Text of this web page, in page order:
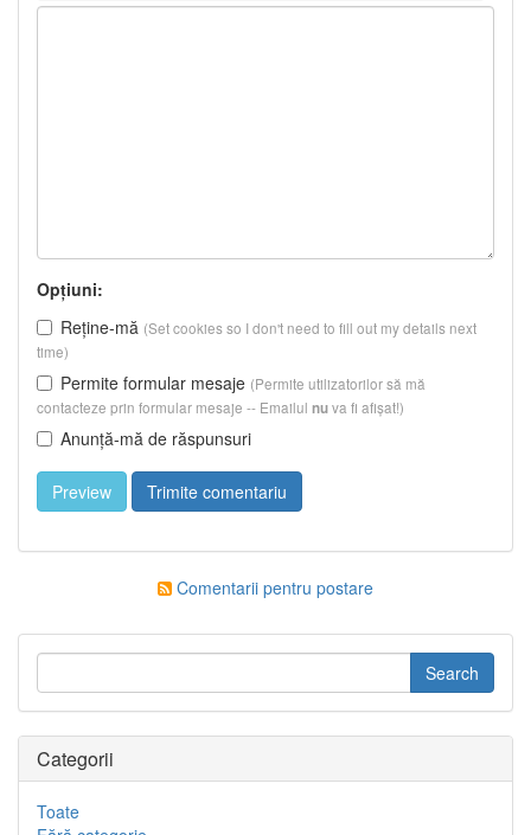
Opțiuni:
Reține-mă (Set cookies so I don't need to fill out my details next
time)
Permite formular mesaje (Permite utilizatorilor să mă
contacteze prin formular mesaje -- Emailul nuva fi afișat!)
Anunță-mă de răspunsuri
Comentarii pentru postare
Categorii
Toate